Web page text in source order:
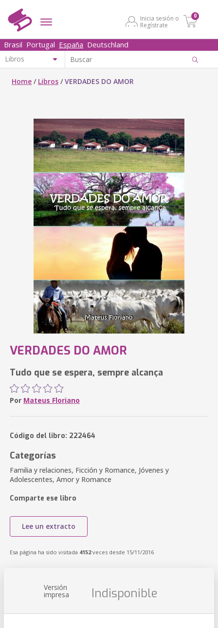
Inicia sesión o
Regístrate
0
Brasil Portugal España Deutschland
Home / Libros /VERDADES DO AMOR
VERDADES DO AMOR
Tudo que se espera, sempre alcança
Por Mateus Floriano
Código del libro: 222464
Categorías
Familia y relaciones, Ficción y Romance, Jóvenes y
Adolescentes, Amor y Romance
Comparte ese libro
Lee un extracto
Esa página ha sido visitada 4152veces desde 15/11/2016
Versión
impresa Indisponible